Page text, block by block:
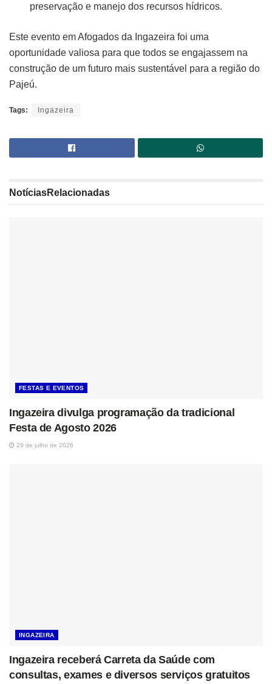
preservação e manejo dos recursos hídricos.
Este evento em Afogados da Ingazeira foi uma
oportunidade valiosa para que todos se engajassem na
construção de um futuro mais sustentável para a região do
Pajeú.
Tags: Ingazeira
NotíciasRelacionadas
FESTAS E EVENTOS
Ingazeira divulga programação da tradicional
Festa de Agosto 2026
29 de julho de 2026
INGAZEIRA
Ingazeira receberá Carreta da Saúde com
consultas, exames e diversos serviços gratuitos